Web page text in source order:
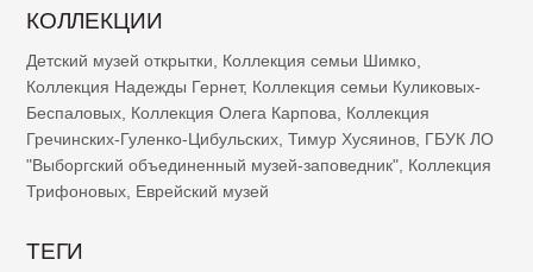
КОЛЛЕКЦИИ
Детский музей открытки Коллекция семьи Шимко
Коллекция Надежды Гернет, Коллекция семьи Куликовых-
Беспаловых Коллекция Олега Карпова
Коллекция
Гречинских-Гуленко-Цибульских Тимур Хусяинов ГБУК ЛО
"Выборгский объединенный музей-заповедник" Коллекция
Трифоновых Еврейский музей
ТЕГИ